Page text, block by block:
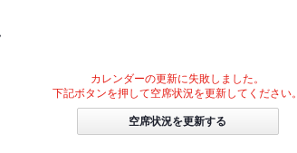
カレンダーの更新に失敗しました。
下記ボタンを押して空席状況を更新してください。
空席状況を更新する